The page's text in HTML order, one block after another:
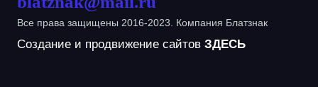
Все права защищены 2016-2023. Компания Блатзнак
Создание и продвижение сайтов ЗДЕСЬ